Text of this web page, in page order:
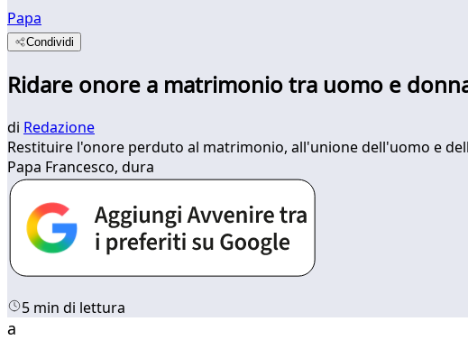
Papa
Condividi
Ridare onore a matrimonio tra uomo e
di Redazione
Restituire l'onore perduto al matrimonio, all'unione dell'uomo e
Papa Francesco, dura
5 min di lettura
a